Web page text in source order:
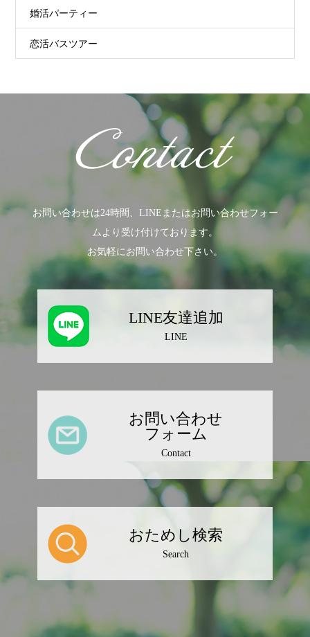
婚活パーティー
恋活バスツアー
お問い合わせは24時間、LINEまたはお問い合わせフォー
ムより受け付けております。
お気軽にお問い合わせ下さい。
LINE友達追加
LINE
お問い合わせ
フォーム
Contact
おためし検索
Search